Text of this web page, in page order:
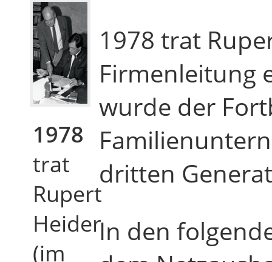
1978
trat
Rupert
Heider
(im
1978 trat
Firmenleitung
wurde der
dritten
In den